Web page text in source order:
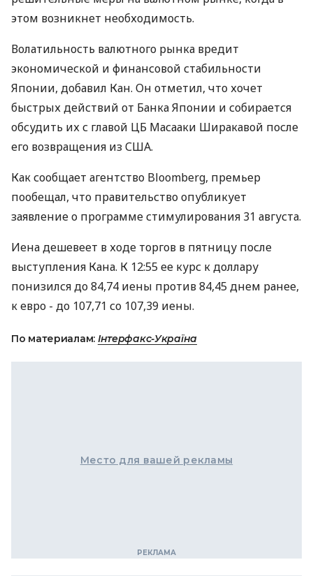
этом возникнет необходимость.
Волатильность валютного рынка вредит
экономической и финансовой стабильности
Японии, добавил Кан. Он отметил, что хочет
быстрых действий от Банка Японии и собирается
обсудить их с главой ЦБ Масааки Ширакавой после
его возвращения из США.
Как сообщает агентство Bloomberg, премьер
пообещал, что правительство опубликует
заявление о программе стимулирования 31 августа.
Иена дешевеет в ходе торгов в пятницу после
выступления Кана. К 12:55 ее курс к доллару
понизился до 84,74 иены против 84,45 днем ранее,
к евро - до 107,71 со 107,39 иены.
По материалам: Інтерфакс-Україна
Место для вашей рекламы